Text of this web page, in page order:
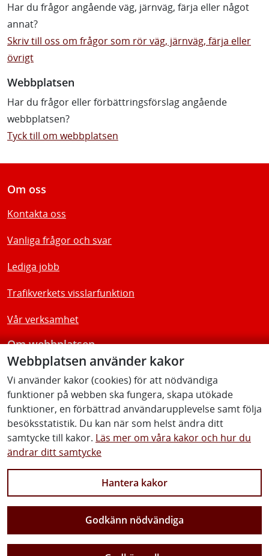
Webbplatsen använder kakor
Vi använder kakor (cookies) för att nödvändiga
funktioner på webben ska fungera, skapa utökade
funktioner, en förbättrad användarupplevelse samt följa
besöksstatistik. Du kan när som helst ändra ditt
samtycke till kakor. Läs mer om våra kakor och hur du
ändrar ditt samtycke
Hantera kakor
Godkänn nödvändiga
Har du frågor angående väg, järnväg, färja eller något
annat?
Skriv till oss om frågor som rör väg, järnväg, färja eller
övrigt
Webbplatsen
Har du frågor eller förbättringsförslag angående
webbplatsen?
Tyck till om webbplatsen
Vi gör Sverige närmare
Om oss
Kontakta oss
Vanliga frågor och svar
Lediga jobb
Trafikverkets visslarfunktion
Vår verksamhet
Om webbplatsen
Tillgänglighetsredogörelse
Följ oss
Facebook Youtube